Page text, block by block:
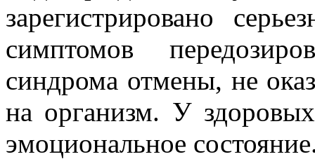
зарегистрировано
симптомов
синдрома отмены, не
на организм. У
эмоциональное